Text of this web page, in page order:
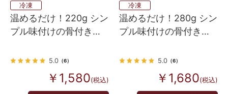
冷凍
温めるだけ！220g シン
プル味付けの骨付き豚
ズ （スペアリブ）
5.0（6）
￥1,580(税込)
冷凍
温めるだけ！280g シン
プル味付けの骨付き豚
ズ （スペアリブ）
5.0（6）
￥1,680(税込)